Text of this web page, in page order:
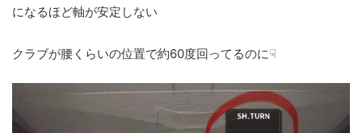
になるほど軸が安定しない
クラブが腰くらいの位置で約60度回ってるのに☟